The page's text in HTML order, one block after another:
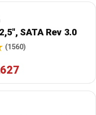
SATA Rev 3.0
(1560)